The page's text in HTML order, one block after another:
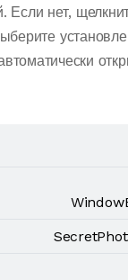
Если нет,